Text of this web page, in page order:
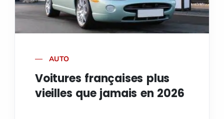
AUTO
Voitures françaises plus
vieilles que jamais en 2026